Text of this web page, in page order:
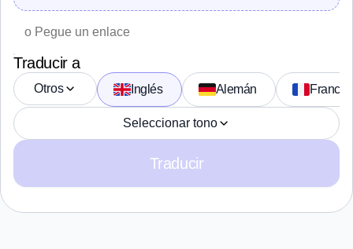
Traducir a
Inglés Alemán
Otros
Seleccionar tono
Traducir